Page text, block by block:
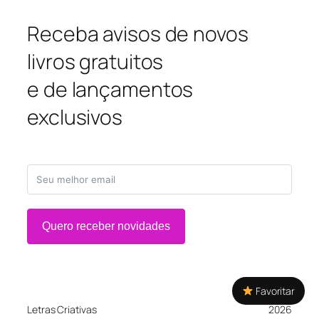
Receba avisos de novos
livros gratuitos
e de lançamentos
exclusivos
Quero receber novidades
Letras Criativas 2026
Favoritar